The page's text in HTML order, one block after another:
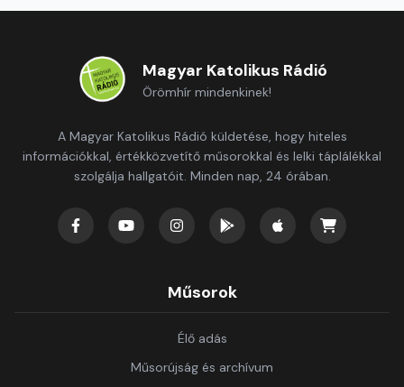
Magyar Katolikus Rádió
Örömhír mindenkinek!
A Magyar Katolikus Rádió küldetése, hogy hiteles
információkkal, értékközvetítő műsorokkal és lelki táplálékkal
szolgálja hallgatóit. Minden nap, 24 órában.
Műsorok
Élő adás
Műsorújság és archívum